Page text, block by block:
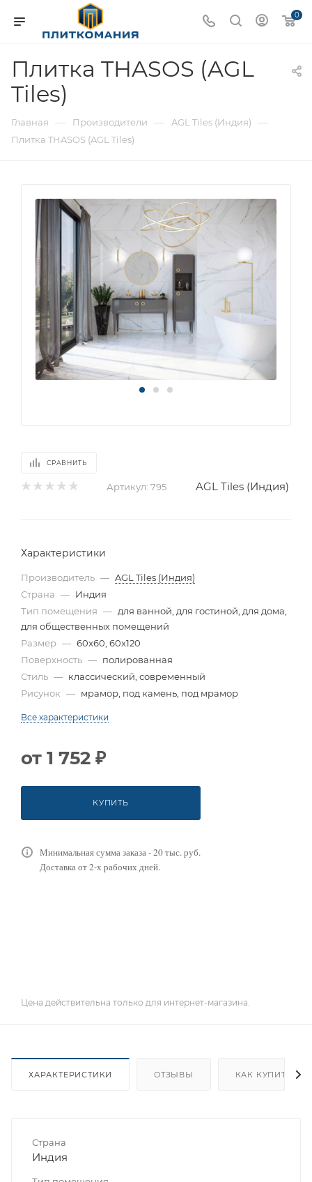
0
Плитка THASOS (AGL
Tiles)
Главная — Производители — AGL Tiles (Индия) —
Плитка THASOS (AGL Tiles)
СРАВНИТЬ
Артикул: 795 AGL Tiles (Индия)
Характеристики
Производитель — AGL Tiles (Индия)
Страна — Индия
Тип помещения — для ванной, для гостиной, для дома,
для общественных помещений
Размер — 60x60, 60x120
Поверхность — полированная
Стиль — классический, современный
Рисунок — мрамор, под камень, под мрамор
Все характеристики
от 1 752 ₽
КУПИТЬ
Минимальная сумма заказа - 20 тыс. руб.
Доставка от 2-х рабочих дней.
Цена действительна только для интернет-магазина.
ХАРАКТЕРИСТИКИ ОТЗЫВЫ КАК КУПИТЬ
Страна
Индия